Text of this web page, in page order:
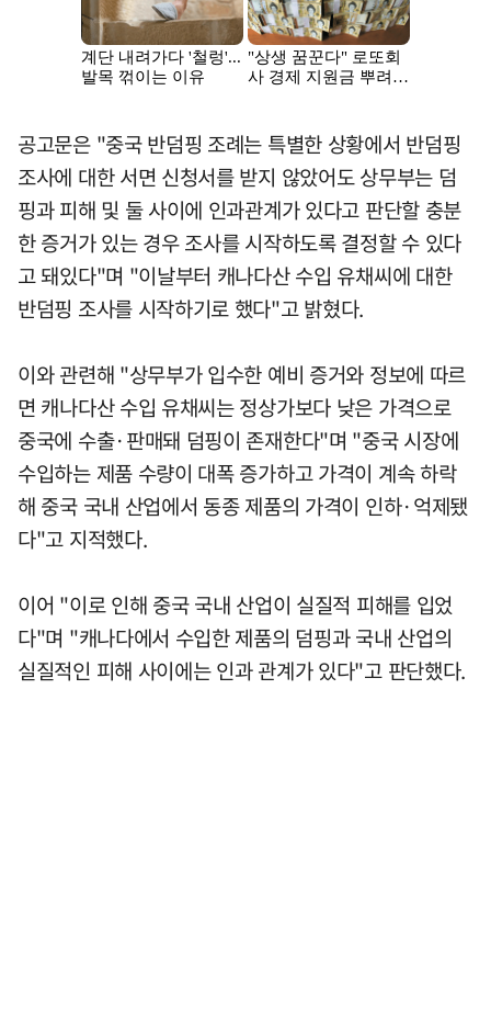
공고문은 "중국 반덤핑 조례는 특별한 상황에서 반덤핑
조사에 대한 서면 신청서를 받지 않았어도 상무부는 덤
핑과 피해 및 둘 사이에 인과관계가 있다고 판단할 충분
한 증거가 있는 경우 조사를 시작하도록 결정할 수 있다
고 돼있다"며 "이날부터 캐나다산 수입 유채씨에 대한
반덤핑 조사를 시작하기로 했다"고 밝혔다.
이와 관련해 "상무부가 입수한 예비 증거와 정보에 따르
면 캐나다산 수입 유채씨는 정상가보다 낮은 가격으로
중국에 수출·판매돼 덤핑이 존재한다"며 "중국 시장에
수입하는 제품 수량이 대폭 증가하고 가격이 계속 하락
해 중국 국내 산업에서 동종 제품의 가격이 인하·억제됐
다"고 지적했다.
이어 "이로 인해 중국 국내 산업이 실질적 피해를 입었
다"며 "캐나다에서 수입한 제품의 덤핑과 국내 산업의
실질적인 피해 사이에는 인과 관계가 있다"고 판단했다.